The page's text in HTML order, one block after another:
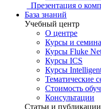
Презентация о
База знаний
Учебный центр
О центре
Курсы и
Курсы Fluke
Курсы ICS
Курсы
Тематические
Стоимость
Консультации
Статьи и публикации